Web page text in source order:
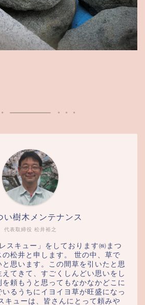
代表取締役 松井裕之
い樹木メンテナンス
スキュー」をしております㈱まつ
の松井と申します。 世の中、草で
思います。この間草を引いたと思
てきて、すごくしんどい思いをし
を頼もうと思ってもなかなかどこに
るうちにイヨイヨ草が旺盛になっ
キューは、皆さんにとって頼みや